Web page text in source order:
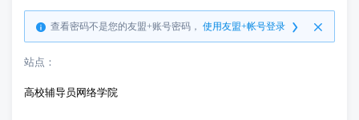
查看密码不是您的友盟+账号密码， 使用友盟+帐号登录
站点：
高校辅导员网络学院